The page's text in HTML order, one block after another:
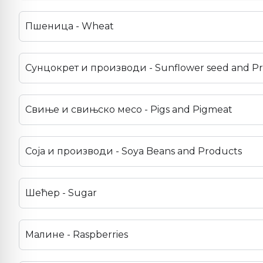
Пшеница - Wheat
Сунцокрет и производи - Sunflower seed and
Свиње и свињско месо - Pigs and Pigmeat
Соја и производи - Soya Beans and Products
Шећер - Sugar
Малине - Raspberries